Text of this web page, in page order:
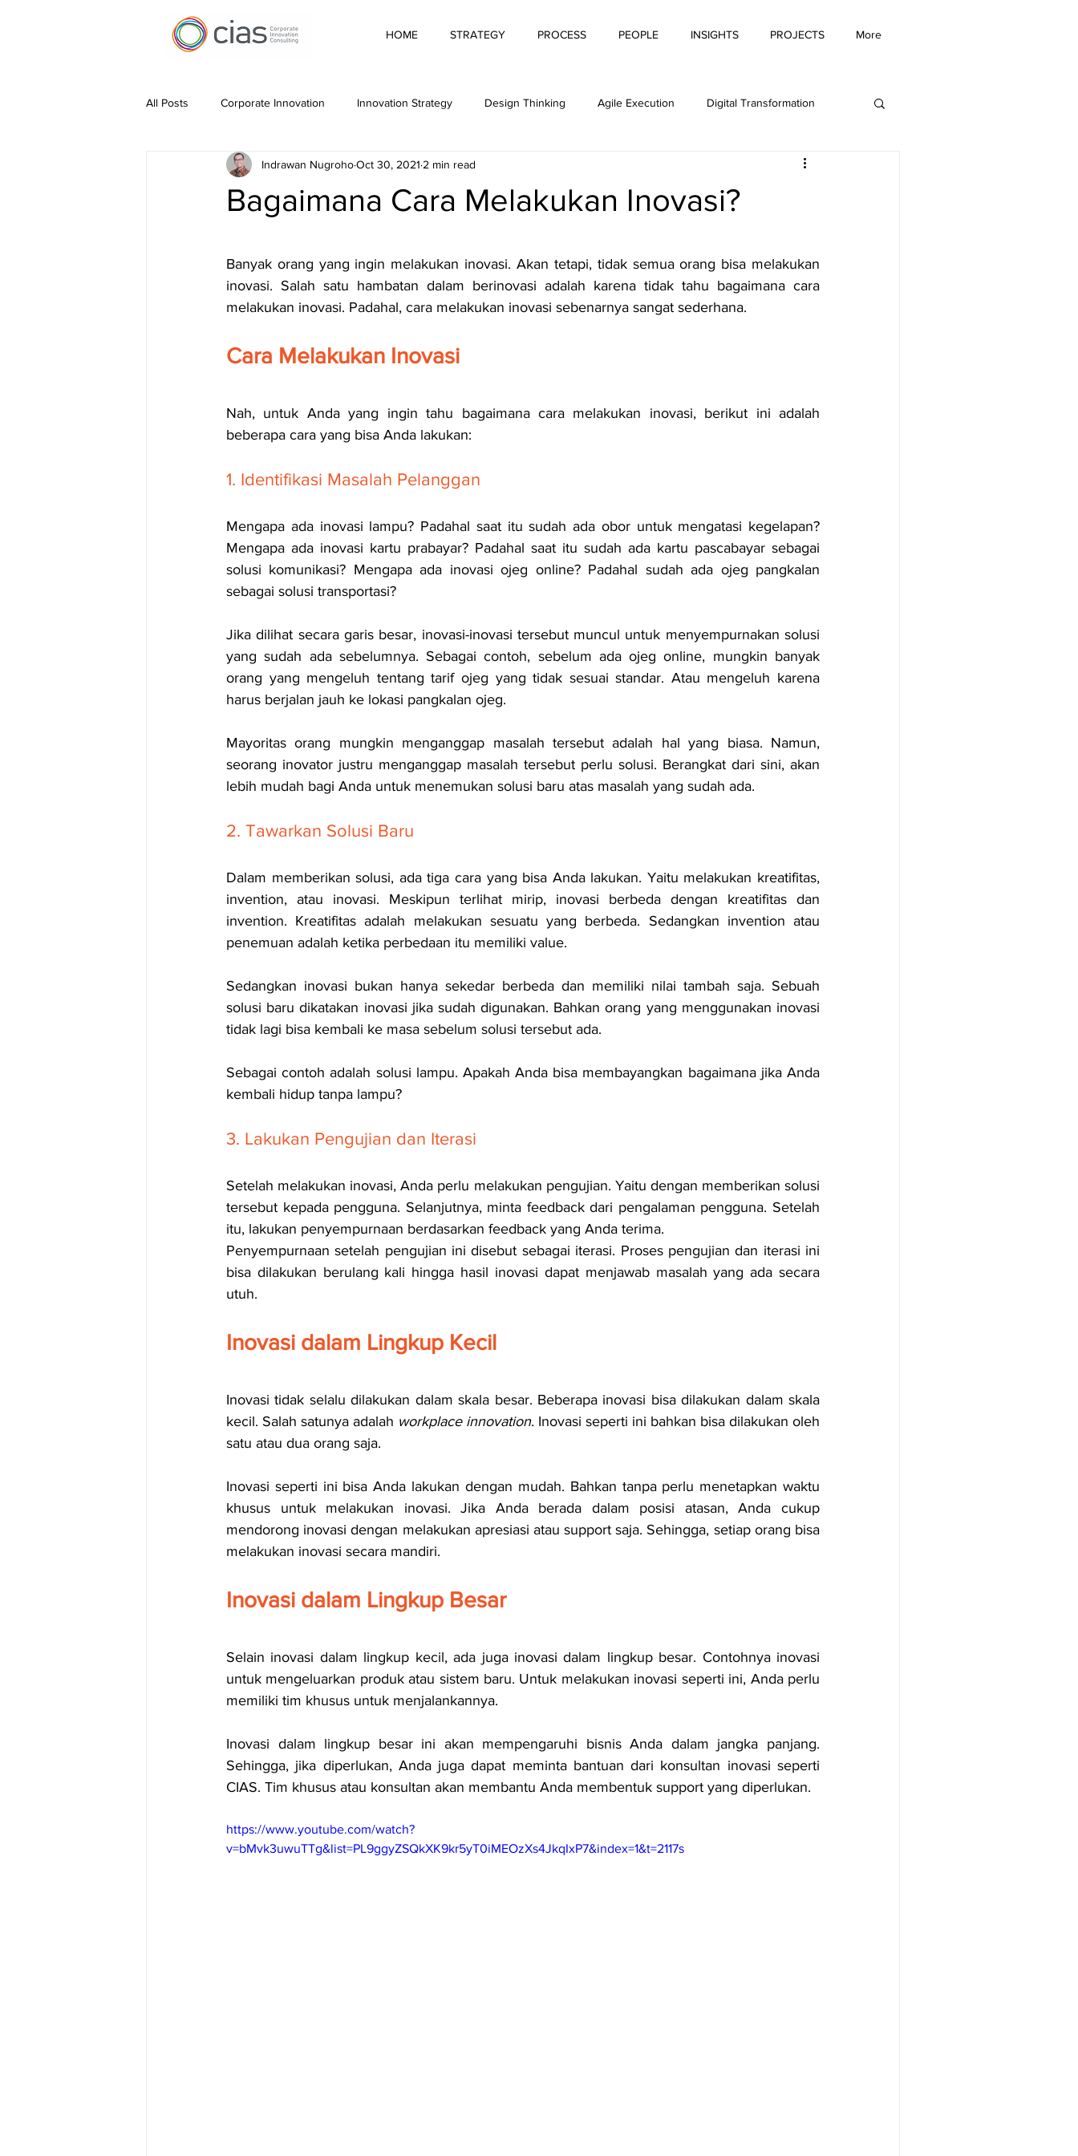
HOME STRATEGY PROCESS PEOPLE INSIGHTS PROJECTS More
All Posts Corporate Innovation Innovation Strategy Design Thinking Agile Execution Digital Transformation
Work Automation Pitching Innovation Innovative Behaviour
Bagaimana Cara Melakukan Inovasi?
Indrawan NugrohoOct 30, 2021 2 min read
Banyak orang yang ingin melakukan inovasi. Akan tetapi, tidak semua orang bisa melakukan
inovasi. Salah satu hambatan dalam berinovasi adalah karena tidak tahu bagaimana cara
melakukan inovasi. Padahal, cara melakukan inovasi sebenarnya sangat sederhana.
Cara Melakukan Inovasi
Nah, untuk Anda yang ingin tahu bagaimana cara melakukan inovasi, berikut ini adalah
beberapa cara yang bisa Anda lakukan:
1. Identifikasi Masalah Pelanggan
Mengapa ada inovasi lampu? Padahal saat itu sudah ada obor untuk mengatasi kegelapan?
Mengapa ada inovasi kartu prabayar? Padahal saat itu sudah ada kartu pascabayar sebagai
solusi komunikasi? Mengapa ada inovasi ojeg online? Padahal sudah ada ojeg pangkalan
sebagai solusi transportasi?
Jika dilihat secara garis besar, inovasi-inovasi tersebut muncul untuk menyempurnakan solusi
yang sudah ada sebelumnya. Sebagai contoh, sebelum ada ojeg online, mungkin banyak
orang yang mengeluh tentang tarif ojeg yang tidak sesuai standar. Atau mengeluh karena
harus berjalan jauh ke lokasi pangkalan ojeg.
Mayoritas orang mungkin menganggap masalah tersebut adalah hal yang biasa. Namun,
seorang inovator justru menganggap masalah tersebut perlu solusi. Berangkat dari sini, akan
lebih mudah bagi Anda untuk menemukan solusi baru atas masalah yang sudah ada.
2. Tawarkan Solusi Baru
Dalam memberikan solusi, ada tiga cara yang bisa Anda lakukan. Yaitu melakukan kreatifitas,
invention, atau inovasi. Meskipun terlihat mirip, inovasi berbeda dengan kreatifitas dan
invention. Kreatifitas adalah melakukan sesuatu yang berbeda. Sedangkan invention atau
penemuan adalah ketika perbedaan itu memiliki value.
Sedangkan inovasi bukan hanya sekedar berbeda dan memiliki nilai tambah saja. Sebuah
solusi baru dikatakan inovasi jika sudah digunakan. Bahkan orang yang menggunakan inovasi
tidak lagi bisa kembali ke masa sebelum solusi tersebut ada.
Sebagai contoh adalah solusi lampu. Apakah Anda bisa membayangkan bagaimana jika Anda
kembali hidup tanpa lampu?
3. Lakukan Pengujian dan Iterasi
Setelah melakukan inovasi, Anda perlu melakukan pengujian. Yaitu dengan memberikan solusi
tersebut kepada pengguna. Selanjutnya, minta feedback dari pengalaman pengguna. Setelah
itu, lakukan penyempurnaan berdasarkan feedback yang Anda terima.
Penyempurnaan setelah pengujian ini disebut sebagai iterasi. Proses pengujian dan iterasi ini
bisa dilakukan berulang kali hingga hasil inovasi dapat menjawab masalah yang ada secara
utuh.
Inovasi dalam Lingkup Kecil
Inovasi tidak selalu dilakukan dalam skala besar. Beberapa inovasi bisa dilakukan dalam skala
kecil. Salah satunya adalah workplace innovation. Inovasi seperti ini bahkan bisa dilakukan oleh
satu atau dua orang saja.
Inovasi seperti ini bisa Anda lakukan dengan mudah. Bahkan tanpa perlu menetapkan waktu
khusus untuk melakukan inovasi. Jika Anda berada dalam posisi atasan, Anda cukup
mendorong inovasi dengan melakukan apresiasi atau support saja. Sehingga, setiap orang bisa
melakukan inovasi secara mandiri.
Inovasi dalam Lingkup Besar
Selain inovasi dalam lingkup kecil, ada juga inovasi dalam lingkup besar. Contohnya inovasi
untuk mengeluarkan produk atau sistem baru. Untuk melakukan inovasi seperti ini, Anda perlu
memiliki tim khusus untuk menjalankannya.
Inovasi dalam lingkup besar ini akan mempengaruhi bisnis Anda dalam jangka panjang.
Sehingga, jika diperlukan, Anda juga dapat meminta bantuan dari konsultan inovasi seperti
CIAS. Tim khusus atau konsultan akan membantu Anda membentuk support yang diperlukan.
https://www.youtube.com/watch?
v=bMvk3uwuTTg&list=PL9ggyZSQkXK9kr5yT0iMEOzXs4JkqIxP7&index=1&t=2117s